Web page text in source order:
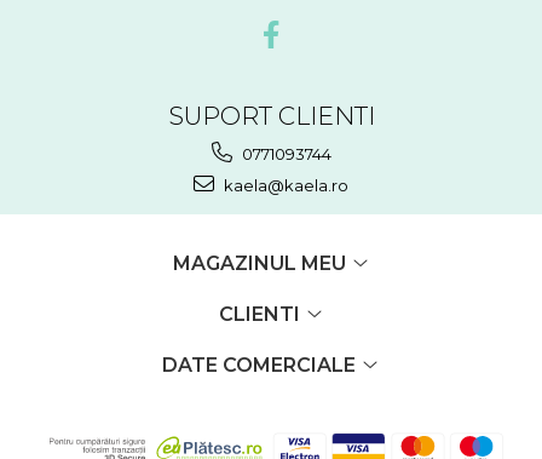
SUPORT CLIENTI
0771093744
kaela@kaela.ro
MAGAZINUL MEU
CLIENTI
DATE COMERCIALE